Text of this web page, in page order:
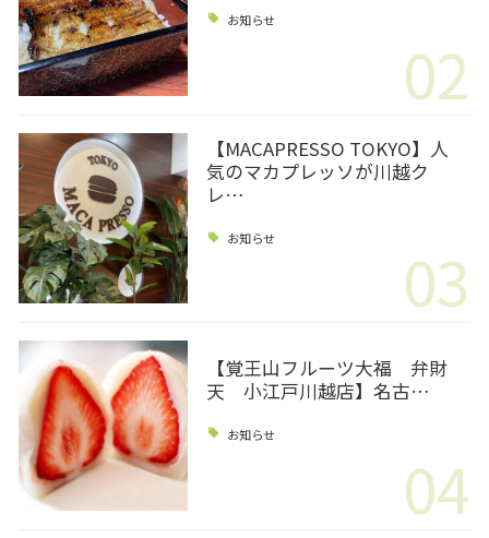
お知らせ
02
【MACAPRESSO TOKYO】人
気のマカプレッソが川越ク
レ…
お知らせ 03
【覚王山フルーツ大福 弁財
天 小江戸川越店】名古…
お知らせ
04